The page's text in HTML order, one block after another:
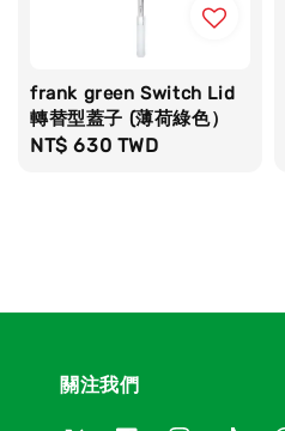
frank green Switch Lid
轉替型蓋子 (薄荷綠色）
Regular
NT$ 630 TWD
關注我們